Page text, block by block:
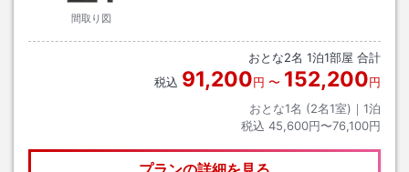
間取り図
おとな2名 1泊1部屋 合計
税込 91,200円 〜 152,200円
おとな1名 (2名1室)｜ 1泊
税込 45,600円〜76,100円